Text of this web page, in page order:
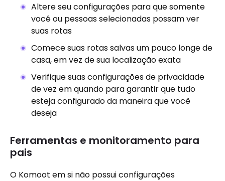
Altere seu configurações para que somente
você ou pessoas selecionadas possam ver
suas rotas
Comece suas rotas salvas um pouco longe de
casa, em vez de sua localização exata
Verifique suas configurações de privacidade
de vez em quando para garantir que tudo
esteja configurado da maneira que você
deseja
Ferramentas e monitoramento para
pais
O Komoot em si não possui configurações